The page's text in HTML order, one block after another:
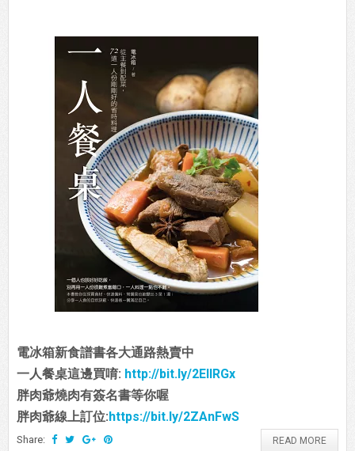
電冰箱新食譜書各大通路熱賣中
一人餐桌這邊買唷: http://bit.ly/2EIIRGx
胖肉爺燒肉有簽名書等你喔
胖肉爺線上訂位:https://bit.ly/2ZAnFwS
Share: READ MORE